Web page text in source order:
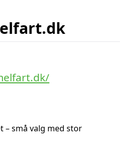
– små valg med stor